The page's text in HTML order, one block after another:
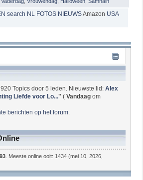
search NL FOTOS NIEUWSAmazon USA
Topics door 5 leden. Nieuwste lid:Alex
Liefde voor Lo..." (Vandaag om
berichten op het forum.
93 . Meeste online ooit: 1434 (mei 10, 2026,